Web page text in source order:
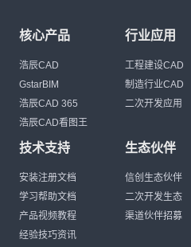
核心产品
浩辰CAD
GstarBIM
浩辰CAD 365
浩辰CAD看图王
行业应用
工程建设CAD
制造行业CAD
二次开发应用
技术支持
安装注册文档
学习帮助文档
产品视频教程
经验技巧资讯
生态伙伴
信创生态伙伴
二次开发生态
渠道伙伴招募